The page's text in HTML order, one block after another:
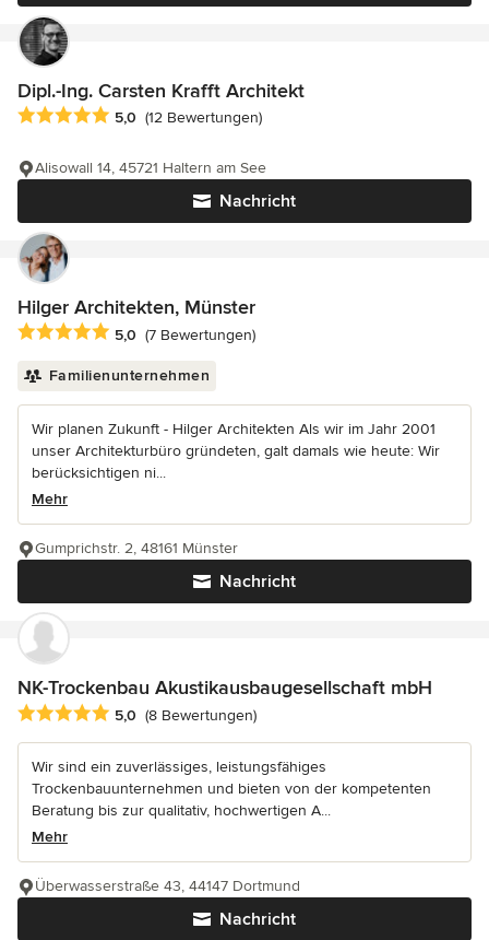
Dipl.-Ing. Carsten Krafft Architekt
Durchschnittliche Bewertung: 5 von 5 Sternen
5,0 (12 Bewertungen)
Nachricht
Alisowall 14, 45721 Haltern am See
Hilger Architekten, Münster
Durchschnittliche Bewertung: 5 von 5 Sternen
5,0 (7 Bewertungen)
Familienunternehmen
Wir planen Zukunft - Hilger Architekten Als wir im Jahr 2001
unser Architekturbüro gründeten, galt damals wie heute: Wir
berücksichtigen ni...
Mehr
Nachricht
Gumprichstr. 2, 48161 Münster
NK-Trockenbau Akustikausbaugesellschaft mbH
Durchschnittliche Bewertung: 5 von 5 Sternen
5,0 (8 Bewertungen)
Wir sind ein zuverlässiges, leistungsfähiges
Trockenbauunternehmen und bieten von der kompetenten
Beratung bis zur qualitativ, hochwertigen A...
Mehr
Nachricht
Überwasserstraße 43, 44147 Dortmund